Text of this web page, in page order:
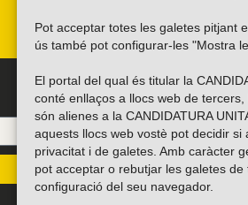
Pot acceptar totes les galetes pitjant
ús també pot configurar-les "Mostra
El portal del qual és titular la
conté enllaços a llocs web de
són alienes a la CANDIDATURA
aquests llocs web vostè pot decidir
privacitat i de galetes. Amb caràcter
pot acceptar o rebutjar les galetes
configuració del seu navegador.
Troba’ns